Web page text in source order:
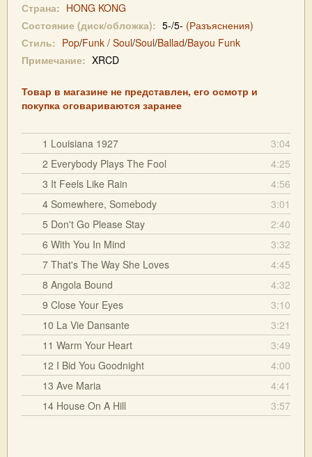
Страна: HONG KONG
Состояние (диск/обложка): 5-/5- (Разъяснения)
Стиль: Pop/Funk / Soul/Soul/Ballad/Bayou Funk
Примечание: XRCD
Товар в магазине не представлен, его осмотр и
покупка оговариваются заранее
1 Louisiana 1927
3:04
2 Everybody Plays The Fool
4:25
3 It Feels Like Rain
4:56
4 Somewhere, Somebody
3:01
5 Don't Go Please Stay
2:40
6 With You In Mind
3:32
7 That's The Way She Loves
4:45
8 Angola Bound
4:32
9 Close Your Eyes
3:10
10 La Vie Dansante
3:21
11 Warm Your Heart
3:49
12 I Bid You Goodnight
4:00
13 Ave Maria
4:41
14 House On A Hill
3:57